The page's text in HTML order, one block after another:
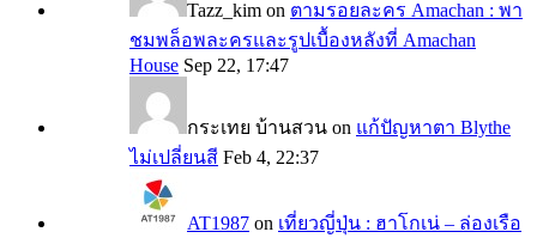
Tazz_kim on ตามรอยละคร Amachan : พา
ชมพล็อพละครและรูปเบื้องหลังที่ Amachan
House Sep 22, 17:47
กระเทย บ้านสวน on แก้ปัญหาตา Blythe
ไม่เปลี่ยนสี Feb 4, 22:37
AT1987 on เที่ยวญี่ปุ่น : ฮาโกเน่ – ล่องเรือ